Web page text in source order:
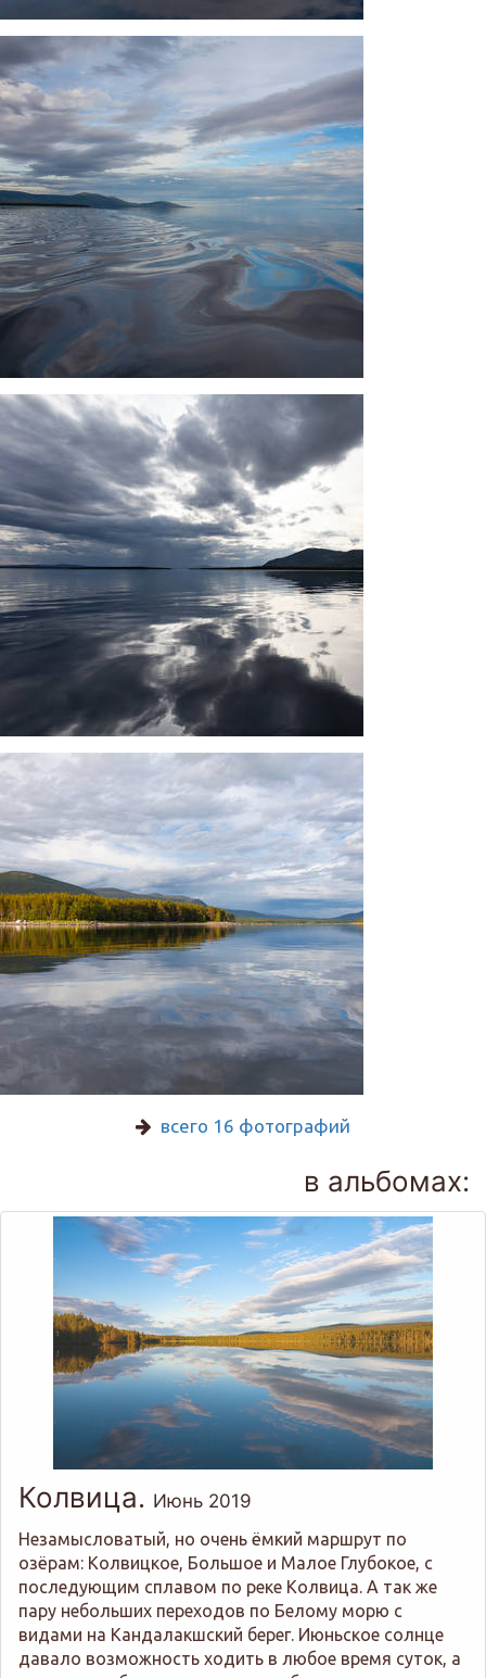
всего 16 фотографий
в альбомах:
Колвица. Июнь 2019
Незамысловатый, но очень ёмкий маршрут по
озёрам: Колвицкое, Большое и Малое Глубокое, с
последующим сплавом по реке Колвица. А так же
пару небольших переходов по Белому морю с
видами на Кандалакшский берег. Июньское солнце
давало возможность ходить в любое время суток, а